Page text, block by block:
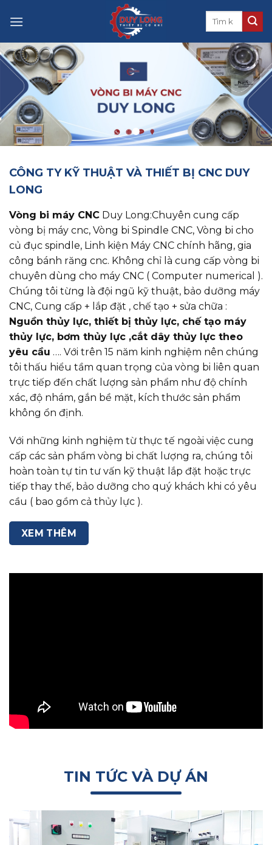
CÔNG TY KỸ THUẬT VÀ THIẾT BỊ CNC DUY
LONG
Vòng bi máy CNC Duy Long:Chuyên cung cấp
vòng bị máy cnc, ​​​​​​​Vòng bi Spindle CNC, Vòng bi cho
củ đục spindle, Linh kiện Máy CNC chính hãng, gia
công bánh răng cnc. Không chỉ là cung cấp vòng bi
chuyên dùng cho máy CNC ( Computer numerical ).
Chúng tôi từng là đội ngũ kỹ thuật, bảo dưỡng máy
CNC, Cung cấp + lắp đặt , chế tạo + sửa chữa :
Nguồn thủy lực, thiết bị thủy lực, chế tạo máy
thủy lực, bơm thủy lực ,cắt dây thủy lực theo
yêu cầu …. Với trên 15 năm kinh nghiệm nên chúng
tôi thấu hiểu tầm quan trọng của vòng bi liên quan
trực tiếp đến chất lượng sản phẩm như độ chính
xác, độ nhám, gắn bề mặt, kích thước sản phẩm
không ổn định.
Với những kinh nghiệm từ thực tế ngoài việc cung
cấp các sản phẩm vòng bi chất lượng ra, chúng tôi
hoàn toàn tự tin tư vấn kỹ thuật lắp đặt hoặc trực
tiếp thay thế, bảo dưỡng cho quý khách khi có yêu
cầu ( bao gồm cả thủy lực ).
XEM THÊM
TIN TỨC VÀ DỰ ÁN